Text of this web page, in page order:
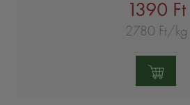
1390 Ft
2780 Ft/kg
Mennyiség: